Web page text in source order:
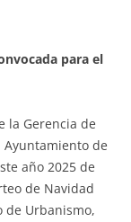
para el
la Gerencia de
Ayuntamiento de
año 2025 de
de Navidad
de Urbanismo,